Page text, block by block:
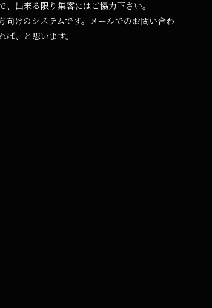
出来る限り集客にはご協力下さい。
けのシステムです。メールでのお問い合わ
、と思います。